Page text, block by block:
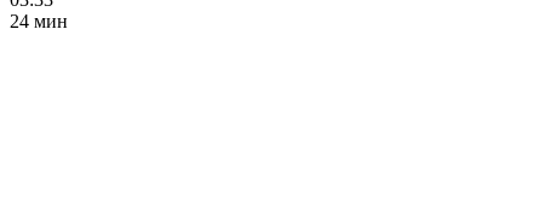
24 мин